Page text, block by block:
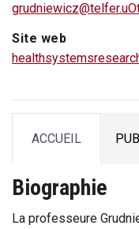
Site web
ACCUEIL
TAB
Biographie
La professeure